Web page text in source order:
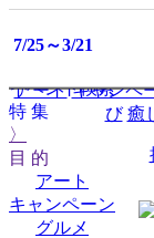
イベント
イベント検索
特 集
〉
目 的
アート
キャンペーン
グルメ
HOME イベン
アート キャンペ
び 癒
11/4～11/8
7/25～3/21